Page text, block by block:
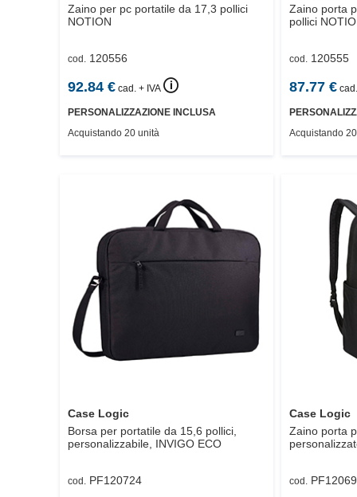
Zaino per pc portatile da 17,3 pollici
NOTION
cod. 120556
92.84 € cad. + IVA 🛈
PERSONALIZZAZIONE INCLUSA
Acquistando 20 unità
Zaino porta
pollici
cod. 120555
87.77€
Acquistando
Case Logic
Borsa per portatile da 15,6 pollici,
personalizzabile, INVIGO ECO
cod. PF120724
Case Logic
Zaino porta
cod.